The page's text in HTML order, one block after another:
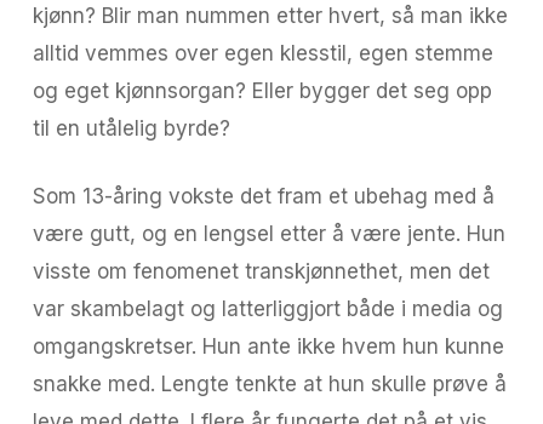
kjønn? Blir man nummen etter hvert, så man ikke
alltid vemmes over egen klesstil, egen stemme
og eget kjønnsorgan? Eller bygger det seg opp
til en utålelig byrde?
Som 13-åring vokste det fram et ubehag med å
være gutt, og en lengsel etter å være jente. Hun
visste om fenomenet transkjønnethet, men det
var skambelagt og latterliggjort både i media og
omgangskretser. Hun ante ikke hvem hun kunne
snakke med. Lengte tenkte at hun skulle prøve å